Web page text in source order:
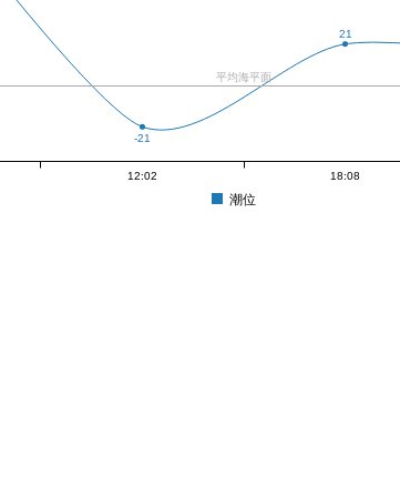
-21
21
平均海平面
12:02 18:08
潮位